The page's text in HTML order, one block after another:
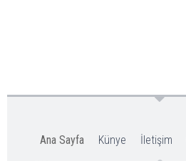
Ana Sayfa Künye İletişim